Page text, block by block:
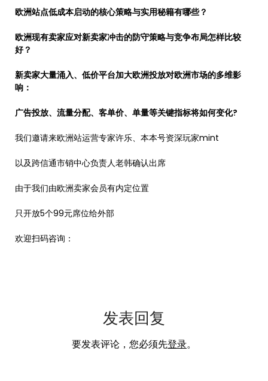
欧洲站点低成本启动的核心策略与实用秘籍有哪些？
欧洲现有卖家应对新卖家冲击的防守策略与竞争布局怎样比较
好？
新卖家大量涌入、低价平台加大欧洲投放对欧洲市场的多维影
响：
广告投放、流量分配、客单价、单量等关键指标将如何变化?
我们邀请来欧洲站运营专家许乐、本本号资深玩家mint
以及跨信通市销中心负责人老韩确认出席
由于我们由欧洲卖家会员有内定位置
只开放5个99元席位给外部
欢迎扫码咨询：
发表回复
要发表评论，您必须先登录。